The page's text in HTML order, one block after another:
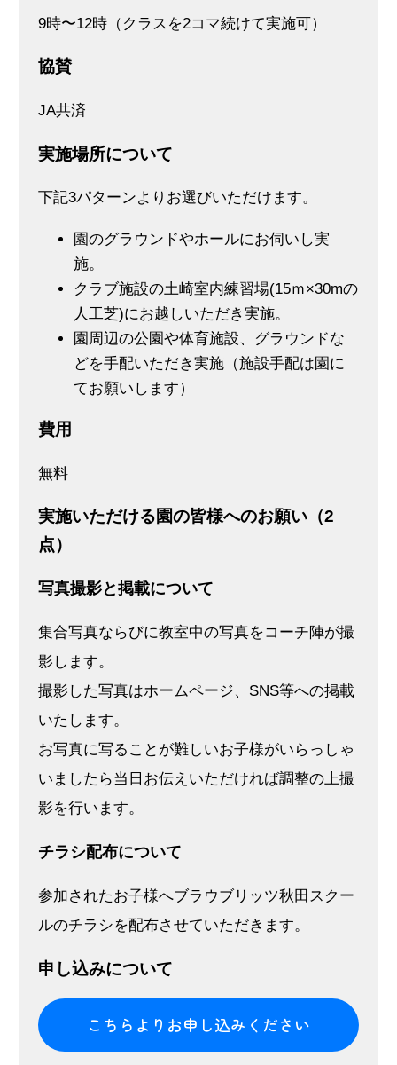
9時〜12時（クラスを2コマ続けて実施可）
協賛
JA共済
実施場所について
下記3パターンよりお選びいただけます。
園のグラウンドやホールにお伺いし実
施。
クラブ施設の⼟崎室内練習場(15ｍ×30mの
⼈⼯芝)にお越しいただき実施。
園周辺の公園や体育施設、グラウンドな
どを手配いただき実施（施設⼿配は園に
てお願いします）
費⽤
無料
実施いただける園の皆様へのお願い（2
点）
写真撮影と掲載について
集合写真ならびに教室中の写真をコーチ陣が撮
影します。
撮影した写真はホームページ、SNS等への掲載
いたします。
お写真に写ることが難しいお子様がいらっしゃ
いましたら当日お伝えいただければ調整の上撮
影を行います。
チラシ配布について
参加されたお子様へブラウブリッツ秋田スクー
ルのチラシを配布させていただきます。
申し込みについて
こちらよりお申し込みください